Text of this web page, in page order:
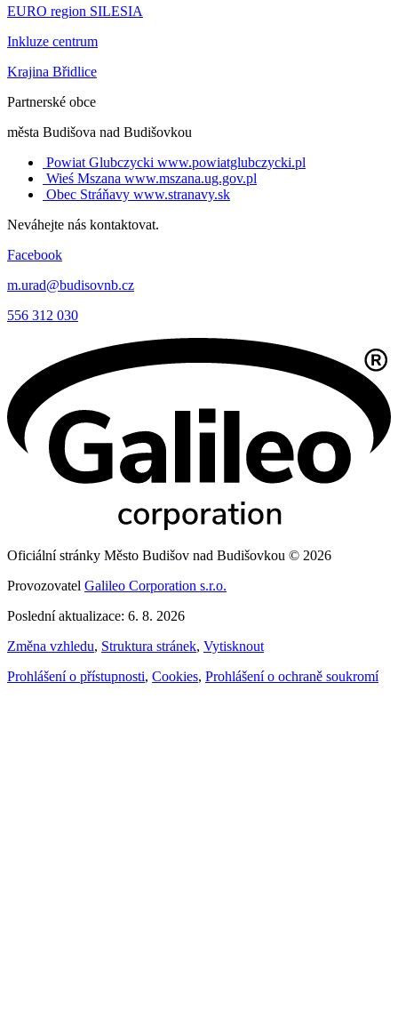
EURO region SILESIA
Inkluze centrum
Krajina Břidlice
Partnerské obce
města Budišova nad Budišovkou
Powiat Glubczycki www.powiatglubczycki.pl
Wieś Mszana www.mszana.ug.gov.pl
Obec Stráňavy www.stranavy.sk
Neváhejte nás kontaktovat.
Facebook
m.urad@budisovnb.cz
556 312 030
Oficiální stránky Město Budišov nad Budišovkou © 2026
Provozovatel Galileo Corporation s.r.o.
Poslední aktualizace: 6. 8. 2026
Změna vzhledu, Struktura stránek, Vytisknout
Prohlášení o přístupnosti, Cookies, Prohlášení o ochraně soukromí